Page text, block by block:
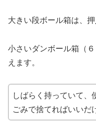
大きい段ボール箱は、
小さいダンボール箱（
えます。
しばらく持っていて
ごみで捨てればいいだ